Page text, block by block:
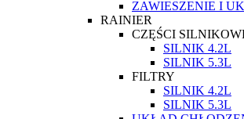
ZAWIESZENIE I
RAINIER
CZĘŚCI
SILNIK 4.2L
SILNIK 5.3L
FILTRY
SILNIK 4.2L
SILNIK 5.3L